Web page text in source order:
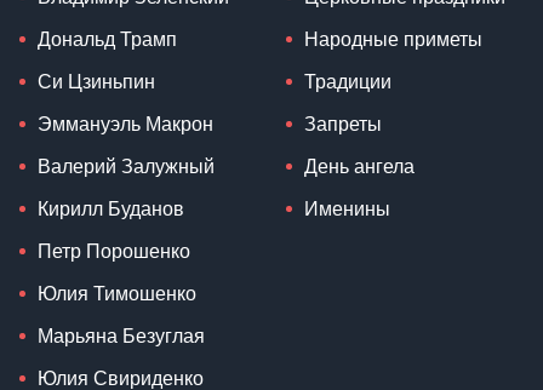
Дональд Трамп
Си Цзиньпин
Эммануэль Макрон
Валерий Залужный
Кирилл Буданов
Петр Порошенко
Юлия Тимошенко
Марьяна Безуглая
Юлия Свириденко
Народные приметы
Традиции
Запреты
День ангела
Именины